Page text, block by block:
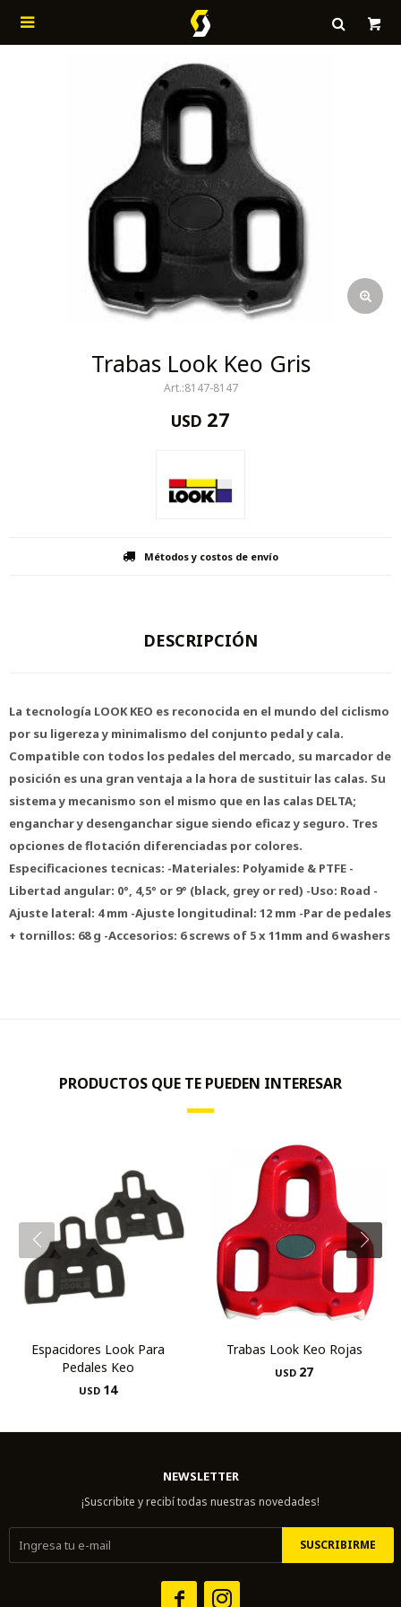

Trabas Look Keo Gris
8147-8147
USD 27
Métodos y costos de envío
DESCRIPCIÓN
La tecnología LOOK KEO es reconocida en el mundo del ciclismo
por su ligereza y minimalismo del conjunto pedal y cala.
Compatible con todos los pedales del mercado, su marcador de
posición es una gran ventaja a la hora de sustituir las calas. Su
sistema y mecanismo son el mismo que en las calas DELTA;
enganchar y desenganchar sigue siendo eficaz y seguro. Tres
opciones de flotación diferenciadas por colores.
Especificaciones tecnicas: -Materiales: Polyamide & PTFE -
Libertad angular: 0°, 4,5° or 9° (black, grey or red) -Uso: Road -
Ajuste lateral: 4 mm -Ajuste longitudinal: 12 mm -Par de pedales
+ tornillos: 68 g -Accesorios: 6 screws of 5 x 11mm and 6 washers
PRODUCTOS QUE TE PUEDEN INTERESAR
Espacidores Look Para
Pedales Keo
USD 14
Trabas Look Keo Rojas
USD 27
NEWSLETTER
¡Suscribite y recibí todas nuestras novedades!
SUSCRIBIRME
 